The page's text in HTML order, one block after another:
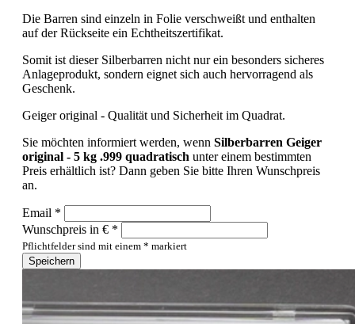
Die Barren sind einzeln in Folie verschweißt und enthalten
auf der Rückseite ein Echtheitszertifikat.
Somit ist dieser Silberbarren nicht nur ein besonders sicheres
Anlageprodukt, sondern eignet sich auch hervorragend als
Geschenk.
Geiger original - Qualität und Sicherheit im Quadrat.
Sie möchten informiert werden, wenn Silberbarren Geiger
original - 5 kg .999 quadratisch unter einem bestimmten
Preis erhältlich ist? Dann geben Sie bitte Ihren Wunschpreis
an.
Email *
Wunschpreis in € *
Pflichtfelder sind mit einem * markiert
Speichern